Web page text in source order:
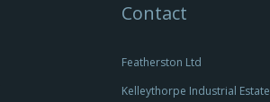
Contact
Featherston Ltd
Kelleythorpe Industrial Estate